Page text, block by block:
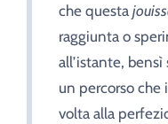
che questa
raggiunta o
all’istante,
un percorso che
volta alla